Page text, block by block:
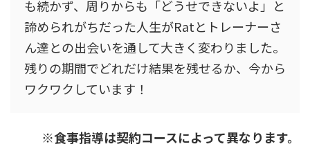
も続かず、周りからも「どうせできないよ」と
諦められがちだった人生がRatとトレーナーさ
ん達との出会いを通して大きく変わりました。
残りの期間でどれだけ結果を残せるか、今から
ワクワクしています！
※食事指導は契約コースによって異なります。